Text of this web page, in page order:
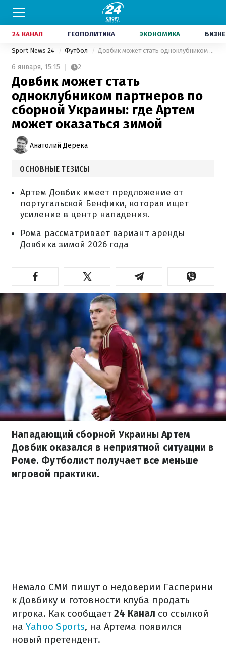
24 КАНАЛ ГЕОПОЛИТИКА ЭКОНОМИКА
Sport News 24 Футбол Довбик может стать одноклубником партнеров по сборной Украины: где Артем может оказаться зимой
6 января, 15:15 2
Довбик может стать
одноклубником партнеров по
сборной Украины: где Артем
может оказаться зимой
Анатолий Дерека
ОСНОВНЫЕ ТЕЗИСЫ
Артем Довбик имеет предложение от
португальской Бенфики, которая ищет
усиление в центр нападения.
Рома рассматривает вариант аренды
Довбика зимой 2026 года
Нападающий сборной Украины Артем
Довбик оказался в неприятной ситуации в
Роме. Футболист получает все меньше
игровой практики.
Немало СМИ пишут о недоверии Гасперини
к Довбику и готовности клуба продать
игрока. Как сообщает24 Канал со ссылкой
на Yahoo Sports, на Артема появился
новый претендент.